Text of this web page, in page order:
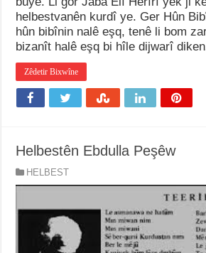
helbestvanên kurdî ye. Ger Hûn
hûn bibînin nalê eşq, tenê li bom
bizanît halê eşq bi hîle dijwarî
Zêdetir Bixwîne
Helbestên Ebdulla Peşêw
HELBEST